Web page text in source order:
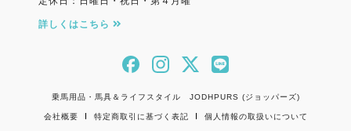
詳しくはこちら
乗馬用品・馬具＆ライフスタイル JODHPURS (ジョッパーズ)
会社概要 特定商取引に基づく表記 個人情報の取扱いについて